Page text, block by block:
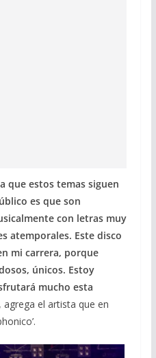
que estos temas siguen
es que son
con letras muy
atemporales. Este disco
mi carrera, porque
únicos. Estoy
mucho esta
agrega el artista que en